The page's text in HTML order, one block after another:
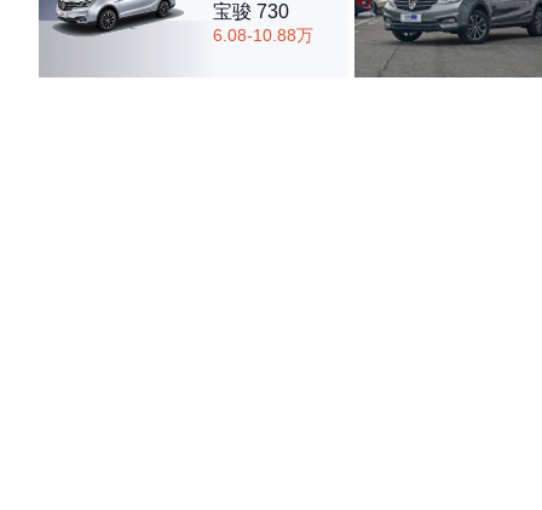
宝骏 730
6.08-10.88万